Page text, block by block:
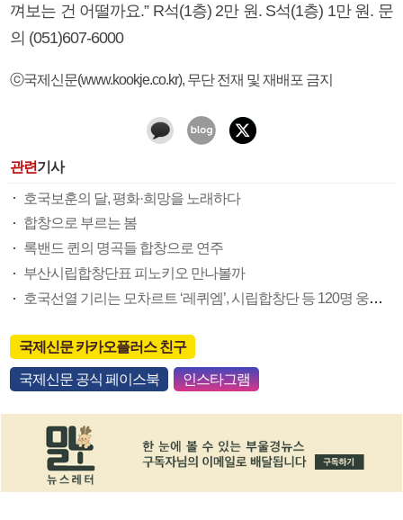
껴보는 건 어떨까요.” R석(1층) 2만 원. S석(1층) 1만 원. 문
의 (051)607-6000
ⓒ국제신문(www.kookje.co.kr), 무단 전재 및 재배포 금지
관련기사
호국보훈의 달, 평화·희망을 노래하다
합창으로 부르는 봄
록밴드 퀸의 명곡들 합창으로 연주
부산시립합창단표 피노키오 만나볼까
호국선열 기리는 모차르트 ‘레퀴엠’, 시립합창단 등 120명 웅장한 하모니
국제신문 카카오플러스 친구
국제신문 공식 페이스북 인스타그램